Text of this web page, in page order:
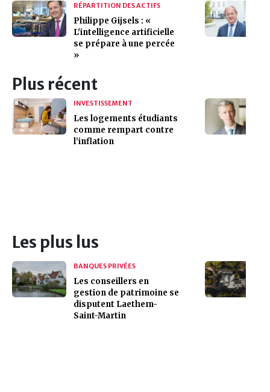
RÉPARTITION DES ACTIFS
Philippe Gijsels : «
L'intelligence artificielle
se prépare à une percée
»
Plus récent
INVESTISSEMENT
Les logements étudiants
comme rempart contre
l’inflation
Les plus lus
BANQUES PRIVÉES
Les conseillers en
gestion de patrimoine se
disputent Laethem-
Saint-Martin